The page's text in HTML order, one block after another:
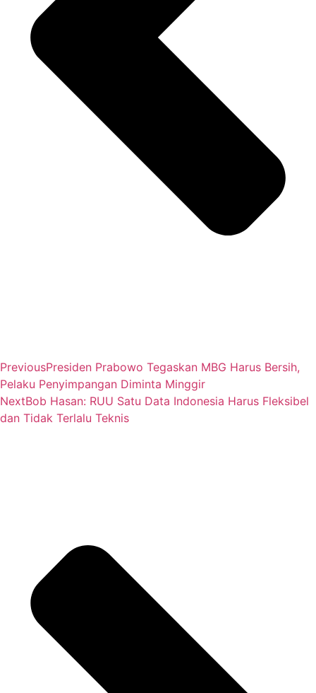
PreviousPresiden Prabowo Tegaskan MBG Harus Bersih,
Pelaku Penyimpangan Diminta Minggir
NextBob Hasan: RUU Satu Data Indonesia Harus Fleksibel
dan Tidak Terlalu Teknis